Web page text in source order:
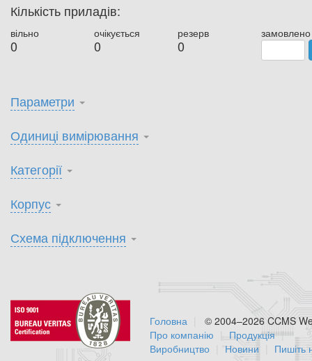
Кількість приладів:
вільно
0
очікується
0
резерв
0
замовлено
Параметри
Одиниці вимірювання
Категорії
Корпус
Схема підключення
© 2004–2026 CCMS
Головна
Про компанію
Продукція
Виробництво
Новини Пишіть